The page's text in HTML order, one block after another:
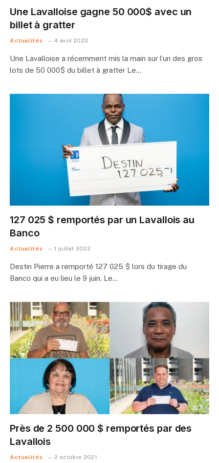
Une Lavalloise gagne 50 000$ avec un
billet à gratter
Actualités 4 avril 2023
Une Lavalloise a récemment mis la main sur l’un des gros
lots de 50 000$ du billet à gratter Le…
127 025 $ remportés par un Lavallois au
Banco
Actualités 1 juillet 2022
Destin Pierre a remporté 127 025 $ lors du tirage du
Banco qui a eu lieu le 9 juin. Le…
Près de 2 500 000 $ remportés par des
Lavallois
Actualités 2 octobre 2021